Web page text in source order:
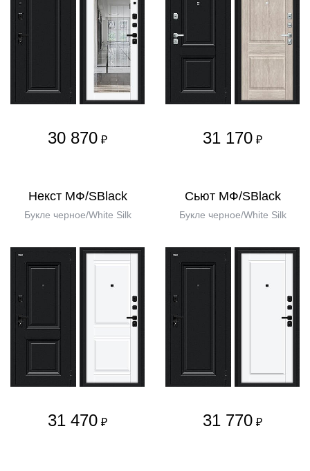
30 870 ₽ 31 170 ₽
Некст МФ/SBlack
Букле черное/White Silk
31 470 ₽
Сьют МФ/SBlack
Букле черное/White Silk
31 770 ₽